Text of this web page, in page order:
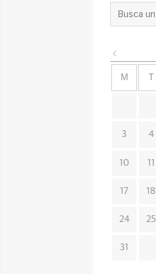
M
3 4
10 11
17 18
24 25
31